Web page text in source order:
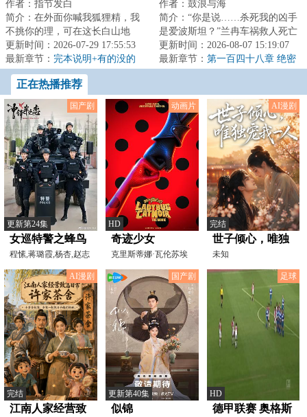
作者：指节发白
简介：在外面你喊我狐狸精，我
不挑你的理，可在这长白山地
界，你该喊我什么？仙家！···这
是一只玄狐，...
更新时间：2026-07-29 17:55:53
最新章节： 完本说明+有的没的
作者：鼓浪与海
简介：“你是说……杀死我的凶手
是爱波斯坦？”兰冉车祸救人死亡
后穿越到平行世界的美利坚，醒
来正赶上自...
更新时间：2026-08-07 15:19:07
最新章节： 第一百四十八章 绝密
正在热播推荐
国产剧
更新第24集
女巡特警之蜂鸟
突击队
程愫,蒋璐霞,杨杏,赵志
瑶,李羽桐,魏一,徐洪
动画片
HD
奇迹少女
克里斯蒂娜·瓦伦苏埃
拉,布莱斯·峇本布鲁
AI漫剧
完结
世子倾心，唯独
宠我一人
未知
AI漫剧
完结
江南人家经营致
国产剧
更新第40集
似锦
足球
HD
德甲联赛 奥格斯